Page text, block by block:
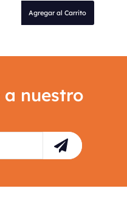
Agregar al Carrito
a nuestro